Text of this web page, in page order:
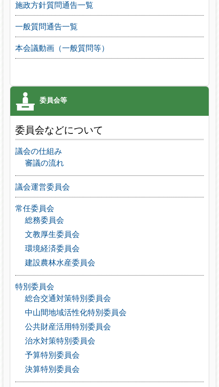
施政方針質問通告一覧
一般質問通告一覧
本会議動画（一般質問等）
委員会などについて
議会の仕組み
審議の流れ
議会運営委員会
常任委員会
総務委員会
文教厚生委員会
環境経済委員会
建設農林水産委員会
特別委員会
総合交通対策特別委員会
中山間地域活性化特別委員会
公共財産活用特別委員会
治水対策特別委員会
予算特別委員会
決算特別委員会